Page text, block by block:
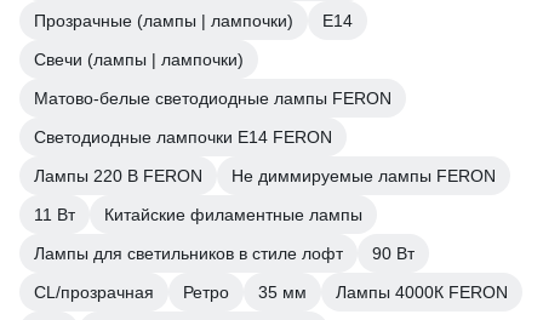
Прозрачные (лампы | лампочки)
Е14
Свечи (лампы | лампочки)
Матово-белые светодиодные лампы FERON
Светодиодные лампочки E14 FERON
Лампы 220 В FERON
Не диммируемые лампы FERON
11 Вт
Китайские филаментные лампы
Лампы для светильников в стиле лофт
90 Вт
CL/прозрачная
Ретро 35 мм
Лампы 4000К FERON